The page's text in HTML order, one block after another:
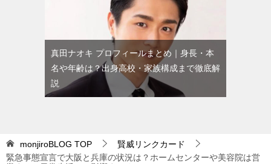
真田ナオキ プロフィールまとめ｜身長・本
名や年齢は？出身高校・家族構成まで徹底解
説
monjiroBLOG TOP
賢威リンクカード
緊急事態宣言で大阪と兵庫の状況は？ホームセンターや美容院は営